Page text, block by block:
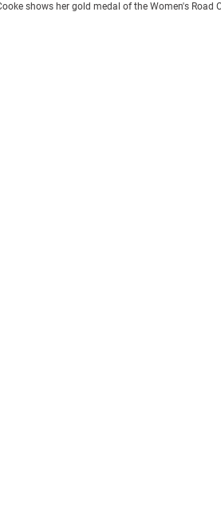
shows her gold medal of the Women's